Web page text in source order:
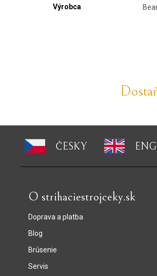
Výrobca
ČESKY
O strihaciestrojceky.sk
Doprava a platba
Blog
Brúsenie
Servis